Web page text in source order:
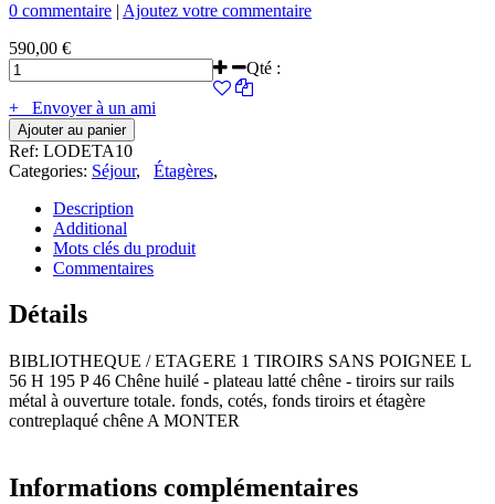
0 commentaire | Ajoutez votre commentaire
590,00 €
Qté :
+ Envoyer à un ami
Ajouter au panier
Ref: LODETA10
Categories: Séjour, Étagères,
Description
Additional
Mots clés du produit
Commentaires
Détails
BIBLIOTHEQUE / ETAGERE 1 TIROIRS SANS POIGNEE L
56 H 195 P 46 Chêne huilé - plateau latté chêne - tiroirs sur rails
métal à ouverture totale. fonds, cotés, fonds tiroirs et étagère
contreplaqué chêne A MONTER
Informations complémentaires